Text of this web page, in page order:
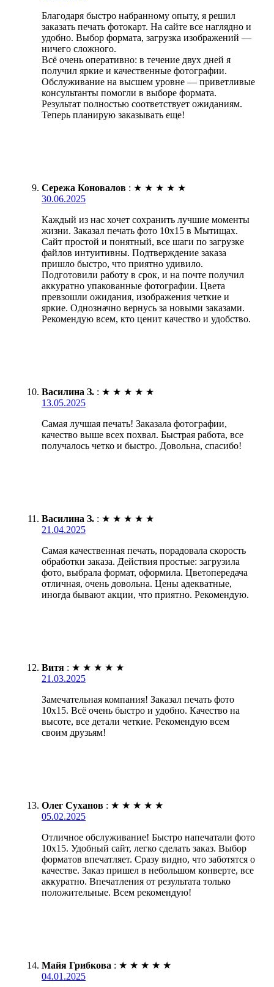
Благодаря быстро набранному опыту, я решил
заказать печать фотокарт. На сайте все наглядно и
удобно. Выбор формата, загрузка изображений —
ничего сложного.
Всё очень оперативно: в течение двух дней я
получил яркие и качественные фотографии.
Обслуживание на высшем уровне — приветливые
консультанты помогли в выборе формата.
Результат полностью соответствует ожиданиям.
Теперь планирую заказывать еще!
Сережа Коновалов : ★ ★ ★ ★ ★
30.06.2025
Каждый из нас хочет сохранить лучшие моменты
жизни. Заказал печать фото 10х15 в Мытищах.
Сайт простой и понятный, все шаги по загрузке
файлов интуитивны. Подтверждение заказа
пришло быстро, что приятно удивило.
Подготовили работу в срок, и на почте получил
аккуратно упакованные фотографии. Цвета
превзошли ожидания, изображения четкие и
яркие. Однозначно вернусь за новыми заказами.
Рекомендую всем, кто ценит качество и удобство.
Василина З. : ★ ★ ★ ★ ★
13.05.2025
Самая лучшая печать! Заказала фотографии,
качество выше всех похвал. Быстрая работа, все
получалось четко и быстро. Довольна, спасибо!
Василина З. : ★ ★ ★ ★ ★
21.04.2025
Самая качественная печать, порадовала скорость
обработки заказа. Действия простые: загрузила
фото, выбрала формат, оформила. Цветопередача
отличная, очень довольна. Цены адекватные,
иногда бывают акции, что приятно. Рекомендую.
Витя : ★ ★ ★ ★ ★
21.03.2025
Замечательная компания! Заказал печать фото
10х15. Всё очень быстро и удобно. Качество на
высоте, все детали четкие. Рекомендую всем
своим друзьям!
Олег Суханов : ★ ★ ★ ★ ★
05.02.2025
Отличное обслуживание! Быстро напечатали фото
10х15. Удобный сайт, легко сделать заказ. Выбор
форматов впечатляет. Сразу видно, что заботятся о
качестве. Заказ пришел в небольшом конверте, все
аккуратно. Впечатления от результата только
положительные. Всем рекомендую!
Майя Грибкова : ★ ★ ★ ★ ★
04.01.2025